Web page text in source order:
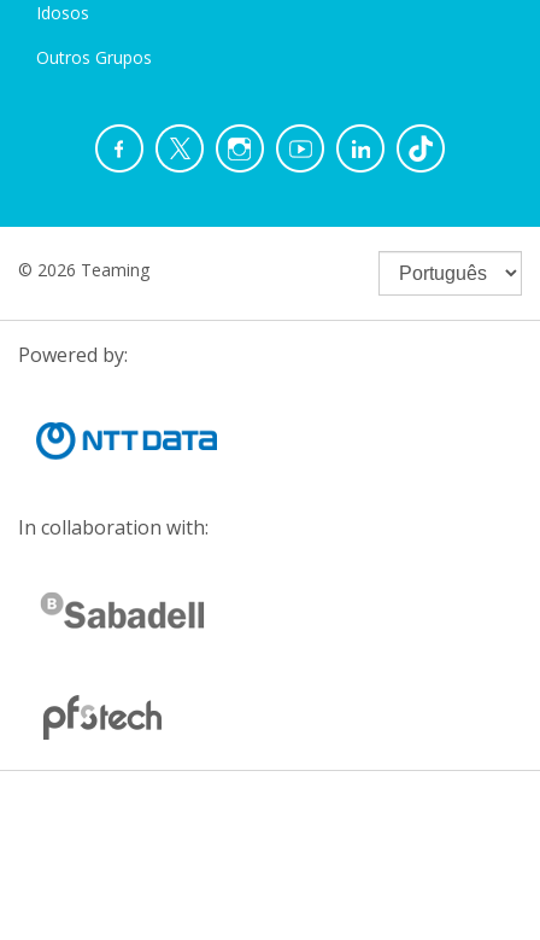
Idosos
Outros Grupos
© 2026 Teaming
Powered by:
In collaboration with: